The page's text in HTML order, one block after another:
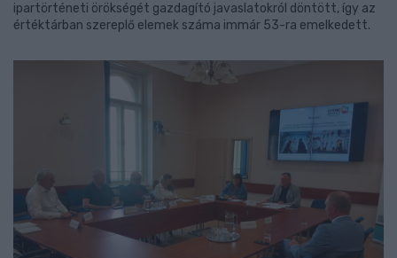
ipartörténeti örökségét gazdagító javaslatokról döntött, így az
értéktárban szereplő elemek száma immár 53-ra emelkedett.